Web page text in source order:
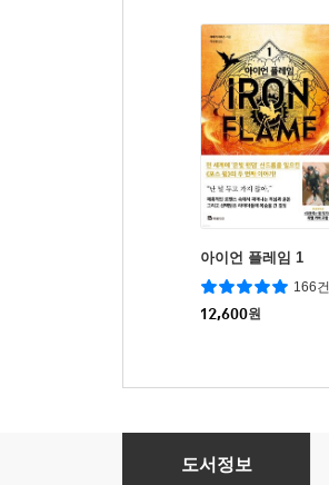
아이언 플레임 1
166건
12,600원
외계 신장
도서정보